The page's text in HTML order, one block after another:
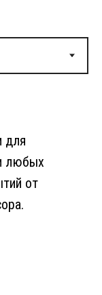
марок:
для
любых
от